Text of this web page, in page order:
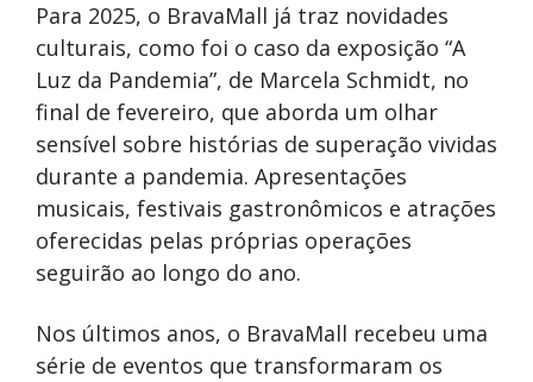
Para 2025, o BravaMall já traz novidades
culturais, como foi o caso da exposição “A
Luz da Pandemia”, de Marcela Schmidt, no
final de fevereiro, que aborda um olhar
sensível sobre histórias de superação vividas
durante a pandemia. Apresentações
musicais, festivais gastronômicos e atrações
oferecidas pelas próprias operações
seguirão ao longo do ano.
Nos últimos anos, o BravaMall recebeu uma
série de eventos que transformaram os